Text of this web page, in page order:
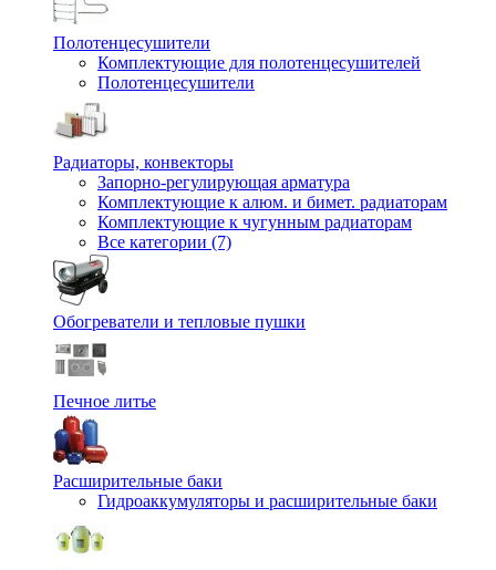
Полотенцесушители
Комплектующие для полотенцесушителей
Полотенцесушители
Радиаторы, конвекторы
Запорно-регулирующая арматура
Комплектующие к алюм. и бимет. радиаторам
Комплектующие к чугунным радиаторам
Все категории (7)
Обогреватели и тепловые пушки
Печное литье
Расширительные баки
Гидроаккумуляторы и расширительные баки